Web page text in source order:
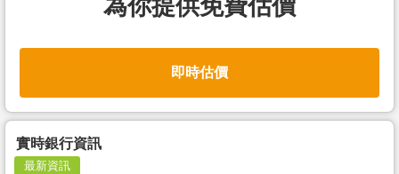
為你提供免費估價
即時估價
實時銀行資訊
最新資訊